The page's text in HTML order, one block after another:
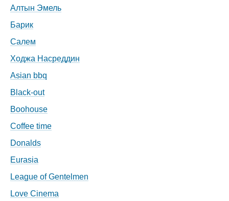
Алтын Эмель
Барик
Салем
Ходжа Насреддин
Asian bbq
Black-out
Boohouse
Coffee time
Donalds
Eurasia
League of Gentelmen
Love Cinema